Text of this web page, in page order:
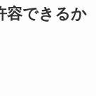
容できるか